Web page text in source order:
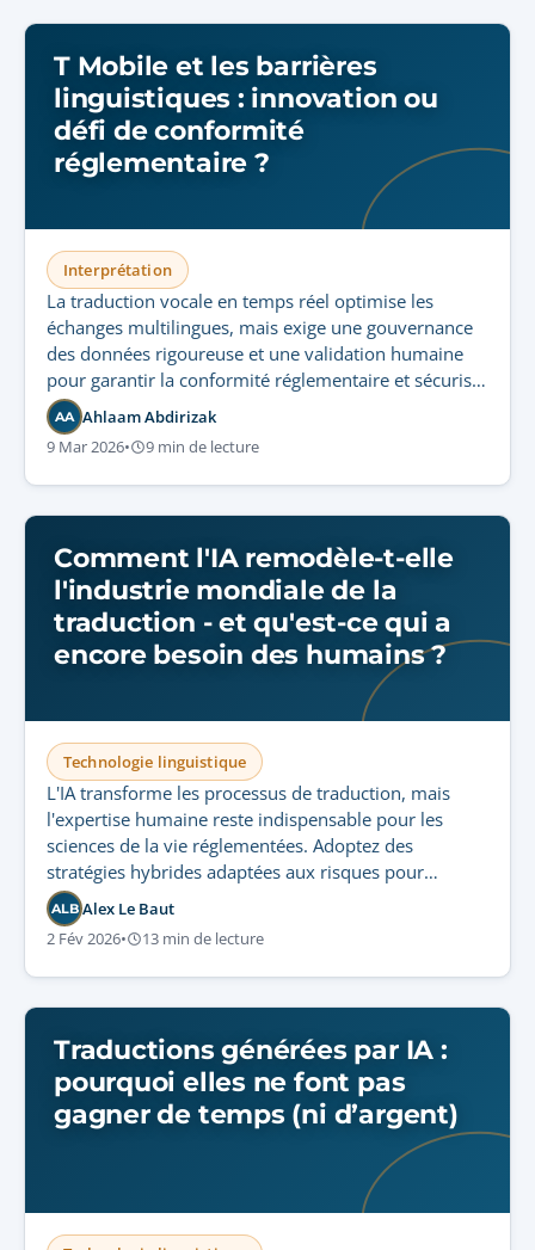
T Mobile et les barrières
linguistiques : innovation ou
défi de conformité
réglementaire ?
Interprétation
La traduction vocale en temps réel optimise les
échanges multilingues, mais exige une gouvernance
des données rigoureuse et une validation humaine
pour garantir la conformité réglementaire et sécuriser
les données audio sensibles.
AA Ahlaam Abdirizak
9 Mar 2026• 9 min de lecture
Comment l'IA remodèle-t-elle
l'industrie mondiale de la
traduction - et qu'est-ce qui a
encore besoin des humains ?
Technologie linguistique
L'IA transforme les processus de traduction, mais
l'expertise humaine reste indispensable pour les
sciences de la vie réglementées. Adoptez des
stratégies hybrides adaptées aux risques pour
optimiser l'efficacité, garantir conformité stricte et
sécurité des patients.
ALB Alex Le Baut
2 Fév 2026• 13 min de lecture
Traductions générées par IA :
pourquoi elles ne font pas
gagner de temps (ni d’argent)